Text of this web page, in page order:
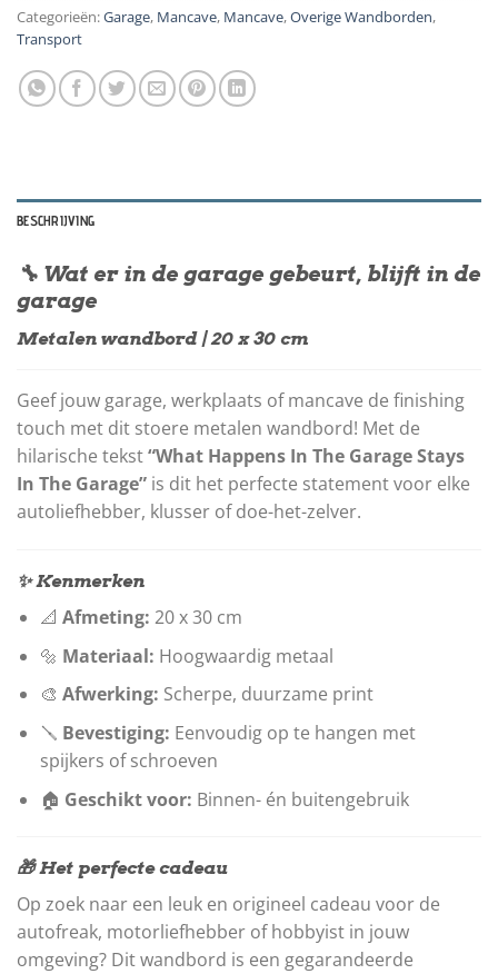
Categorieën:Garage, Mancave, Mancave,Overige Wandborden,
Transport
BESCHRIJVING
🔧 Wat er in de garage gebeurt, blijft in de
garage
Metalen wandbord | 20 x 30 cm
Geef jouw garage, werkplaats of mancave de finishing
touch met dit stoere metalen wandbord! Met de
hilarische tekst“What Happens In The Garage Stays
In The Garage” is dit het perfecte statement voor elke
autoliefhebber, klusser of doe-het-zelver.
✨ Kenmerken
📐 Afmeting: 20 x 30 cm
🔩 Materiaal: Hoogwaardig metaal
🎨 Afwerking: Scherpe, duurzame print
🪛 Bevestiging: Eenvoudig op te hangen met
spijkers of schroeven
🏠 Geschikt voor: Binnen- én buitengebruik
🎁 Het perfecte cadeau
Op zoek naar een leuk en origineel cadeau voor de
autofreak, motorliefhebber of hobbyist in jouw
omgeving? Dit wandbord is een gegarandeerde